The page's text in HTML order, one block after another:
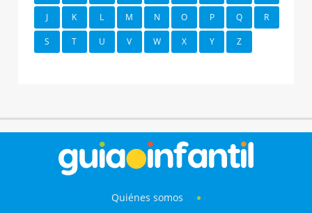
J K L M N O P Q R
S T U V W X Y Z
Quiénes somos